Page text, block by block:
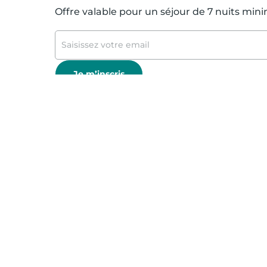
Offre valable pour un séjour de 7 nuits
Je m’inscris